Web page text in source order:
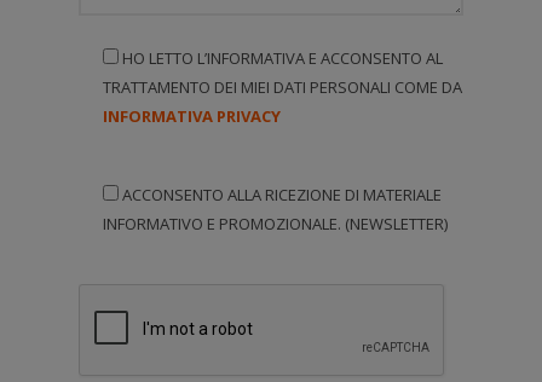
HO LETTO L’INFORMATIVA E ACCONSENTO AL
TRATTAMENTO DEI MIEI DATI PERSONALI COME DA
INFORMATIVA PRIVACY
ACCONSENTO ALLA RICEZIONE DI MATERIALE
INFORMATIVO E PROMOZIONALE. (NEWSLETTER)